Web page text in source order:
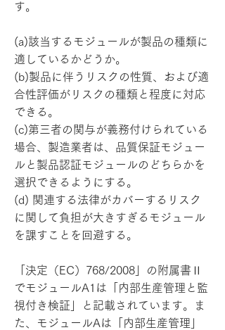
す。
(a)該当するモジュールが製品の種類に
適しているかどうか。
(b)製品に伴うリスクの性質、および適
合性評価がリスクの種類と程度に対応
できる。
(c)第三者の関与が義務付けられている
場合、製造業者は、品質保証モジュー
ルと製品認証モジュールのどちらかを
選択できるようにする。
(d) 関連する法律がカバーするリスク
に関して負担が大きすぎるモジュール
を課すことを回避する。
「決定（EC）768/2008」の附属書Ⅱ
でモジュールA1は「内部生産管理と監
視付き検証」と記載されています。ま
た、モジュールAは「内部生産管理」